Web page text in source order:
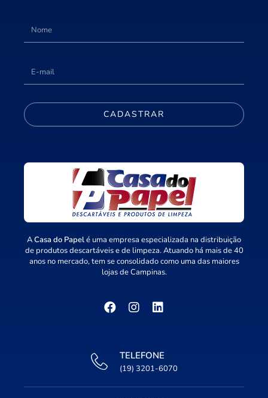
CADASTRAR
ACasa do Papelé uma empresa especializada na distribuição
de produtos descartáveis e de limpeza. Atuando há mais de 40
anos no mercado, tem se consolidado como uma das maiores
lojas de Campinas.
TELEFONE
(19) 3201-6070